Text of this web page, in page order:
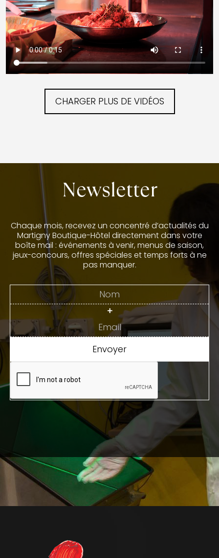
CHARGER PLUS DE VIDÉOS
Newsletter
Chaque mois, recevez un concentré d’actualités du
Martigny Boutique-Hôtel directement dans votre
boîte mail : événements à venir, menus de saison,
jeux-concours, offres spéciales et temps forts à ne
pas manquer.
+
Envoyer